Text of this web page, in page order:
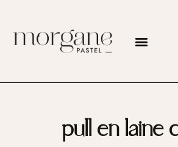
pull en laine